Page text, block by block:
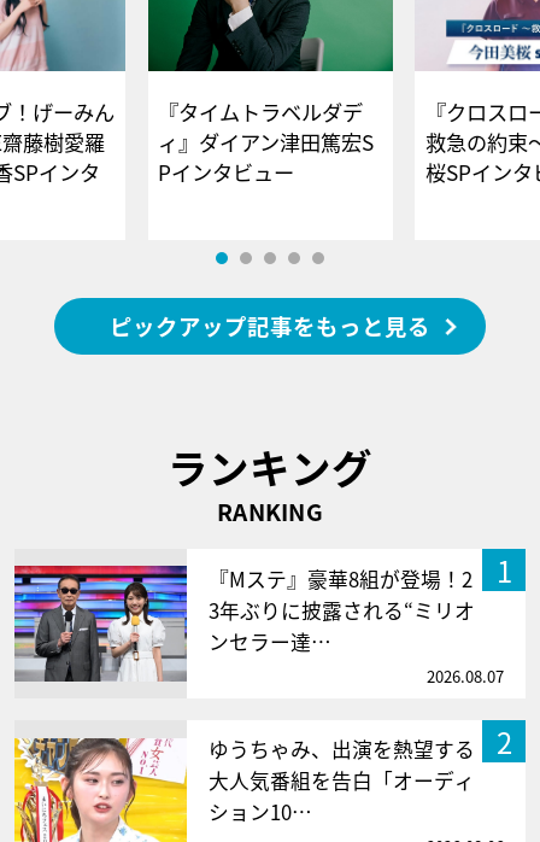
！げーみん
藤樹愛羅
SPインタ
『タイムトラベルダデ
ィ』ダイアン津田篤宏S
Pインタビュー
『クロス
救急の約束
桜SPイ
ピックアップ記事をもっと見る
ランキング
RANKING
1
『Mステ』豪華8組が登場！2
3年ぶりに披露される“ミリオ
ンセラー達…
2026.08.07
2
ゆうちゃみ、出演を熱望する
大人気番組を告白「オーディ
ション10…